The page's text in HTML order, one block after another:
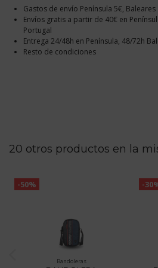
Gastos de envío Península 5€,
Envíos gratis a partir de 40€ en
Portugal
Entrega 24/48h en Península, 48/72h
Resto de condiciones
20 otros productos en la
-50%
Bandoleras
-